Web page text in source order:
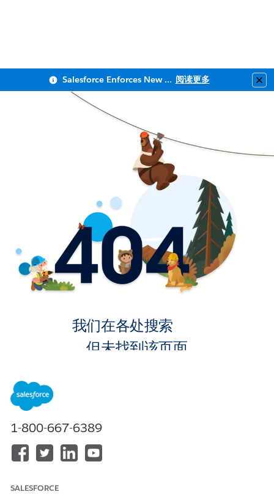
Salesforce Enforces New Security Requirements in Summer 2026 阅读更多
我们在各处搜索
，但未找到该页面。
1-800-667-6389
SALESFORCE